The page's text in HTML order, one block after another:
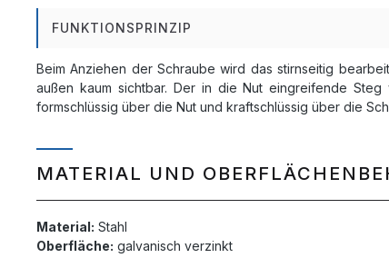
FUNKTIONSPRINZIP
Beim Anziehen der Schraube wird das stirnseitig
außen kaum sichtbar. Der in die Nut eingreifende
formschlüssig über die Nut und kraftschlüssig über die
MATERIAL UND
Material: Stahl
Oberfläche: galvanisch verzinkt